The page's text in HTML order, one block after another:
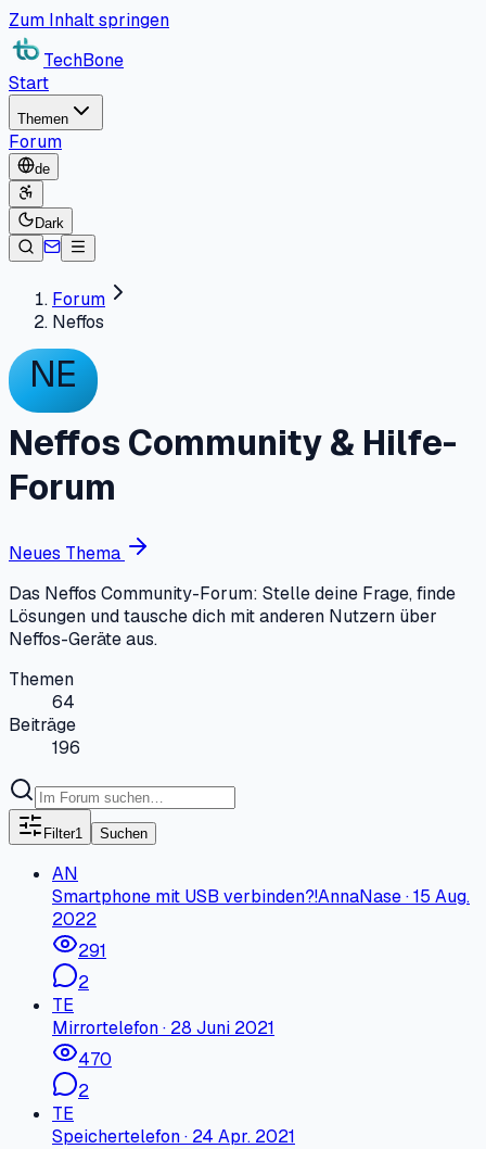
Zum Inhalt springen
TechBone
Start
Themen
Forum
de
Dark
Forum
Neffos
NE
Neffos Community & Hilfe-
Forum
Neues Thema
Das Neffos Community-Forum: Stelle deine Frage, finde
Lösungen und tausche dich mit anderen Nutzern über
Neffos-Geräte aus.
Themen
64
Beiträge
196
Filter1 Suchen
AN
Smartphone mit USB verbinden?!AnnaNase·15 Aug.
2022
291
2
TE
Mirrortelefon· 28 Juni 2021
470
2
TE
Speichertelefon· 24 Apr. 2021